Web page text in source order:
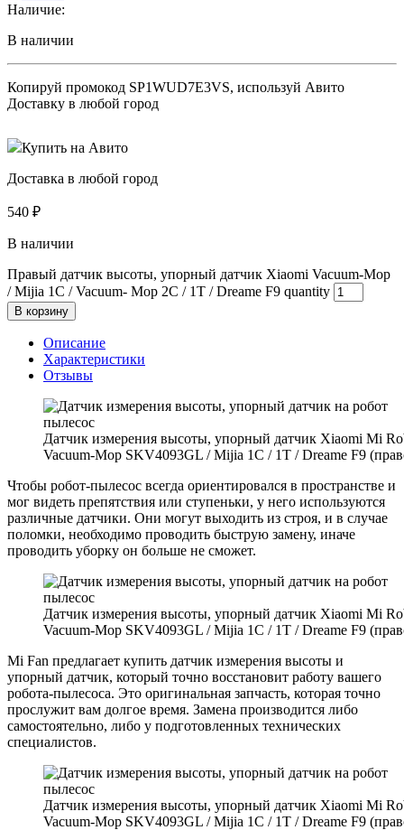
Наличие:
В наличии
Копируй промокод SP1WUD7E3VS, используй Авито
Доставку в любой город
Купить на Авито
Доставка в любой город
540 ₽
В наличии
Правый датчик высоты, упорный датчик Xiaomi Vacuum-Mop
/ Mijia 1C / Vacuum- Mop 2C / 1T / Dreame F9 quantity
В корзину
Описание
Характеристики
Отзывы
Датчик измерения высоты, упорный датчик Xiaomi Mi
Vacuum-Mop SKV4093GL / Mijia 1C / 1T / Dreame F9
Чтобы робот-пылесос всегда ориентировался в пространстве и
мог видеть препятствия или ступеньки, у него используются
различные датчики. Они могут выходить из строя, и в случае
поломки, необходимо проводить быструю замену, иначе
проводить уборку он больше не сможет.
Датчик измерения высоты, упорный датчик Xiaomi Mi
Vacuum-Mop SKV4093GL / Mijia 1C / 1T / Dreame F9
Mi Fan предлагает купить датчик измерения высоты и
упорный датчик, который точно восстановит работу вашего
робота-пылесоса. Это оригинальная запчасть, которая точно
прослужит вам долгое время. Замена производится либо
самостоятельно, либо у подготовленных технических
специалистов.
Датчик измерения высоты, упорный датчик Xiaomi Mi
Vacuum-Mop SKV4093GL / Mijia 1C / 1T / Dreame F9